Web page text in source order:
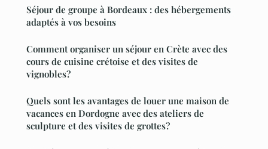
Séjour de groupe à Bordeaux : des hébergements
adaptés à vos besoins
Comment organiser un séjour en Crète avec des
cours de cuisine crétoise et des visites de
vignobles?
Quels sont les avantages de louer une maison de
vacances en Dordogne avec des ateliers de
sculpture et des visites de grottes?